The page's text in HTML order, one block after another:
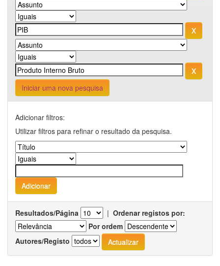
Iniciar uma nova pesquisa
Adicionar filtros:
Utilizar filtros para refinar o resultado da pesquisa.
Resultados/Página | Ordenar registos por:
Por ordem
Autores/Registo